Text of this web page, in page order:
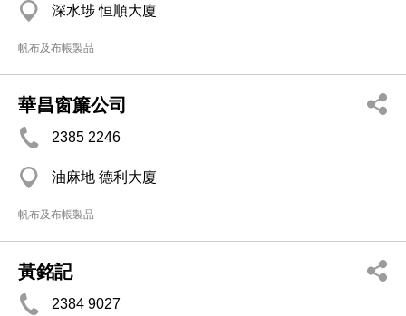
深水埗 恒順大廈
帆布及布帳製品
華昌窗簾公司
2385 2246
油麻地 德利大廈
帆布及布帳製品
黃銘記
2384 9027